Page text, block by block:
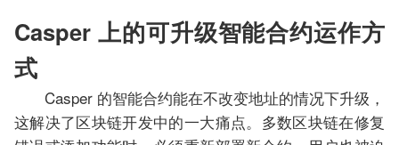
Casper 上的可升级智能合约运作方
式
Casper 的智能合约能在不改变地址的情况下升级，
这解决了区块链开发中的一大痛点。多数区块链在修复